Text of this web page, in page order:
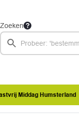
Zoeken
Middag Humsterland